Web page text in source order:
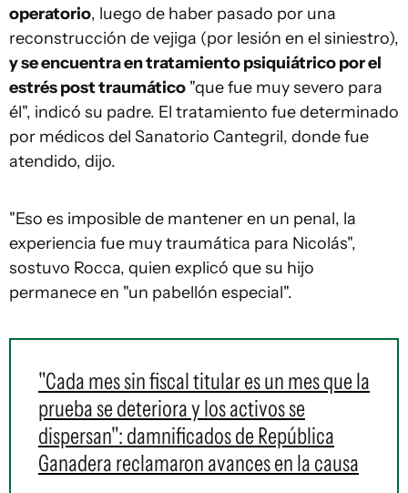
operatorio, luego de haber pasado por una
reconstrucción de vejiga (por lesión en el siniestro),
y se encuentra en tratamiento psiquiátrico por el
estrés post traumático "que fue muy severo para
él", indicó su padre. El tratamiento fue determinado
por médicos del Sanatorio Cantegril, donde fue
atendido, dijo.
"Eso es imposible de mantener en un penal, la
experiencia fue muy traumática para Nicolás",
sostuvo Rocca, quien explicó que su hijo
permanece en "un pabellón especial".
"Cada mes sin fiscal titular es un mes que la
prueba se deteriora y los activos se
dispersan": damnificados de República
Ganadera reclamaron avances en la causa